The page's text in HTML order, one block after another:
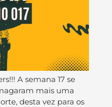
A semana 17 se
mais uma
desta vez para os